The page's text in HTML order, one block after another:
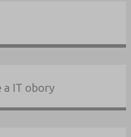
a IT obory